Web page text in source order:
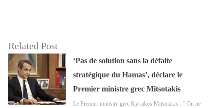
Related Post
‘Pas de solution sans la défaite
stratégique du Hamas’, déclare le
Premier ministre grec Mitsotakis
Le Premier ministre grec Kyriakos Mitsotakis : " On ne